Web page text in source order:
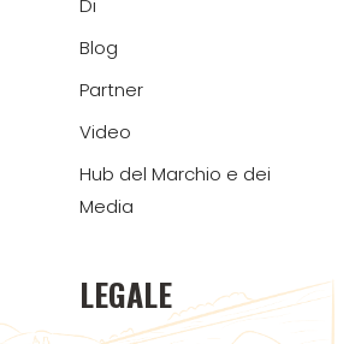
Di
Blog
Partner
Video
Hub del Marchio e dei
Media
LEGALE